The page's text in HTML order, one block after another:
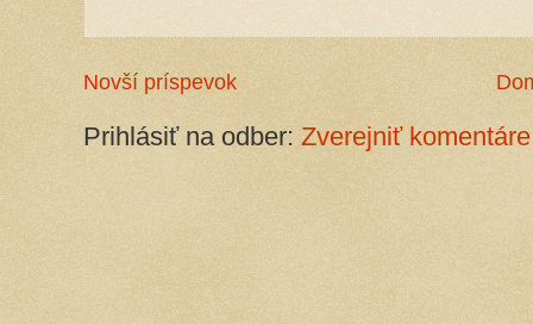
Novší príspevok
Prihlásiť na odber: Zverejniť